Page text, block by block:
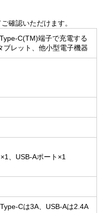
確認いただけます。
C(TM)端子で充電する
ブレット、他小型電子機器
、USB-Aポート×1
Cは3A、USB-Aは2.4A